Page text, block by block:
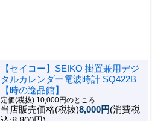
【セイコー】SEIKO 掛置兼用デジ
タルカレンダー電波時計 SQ422B
【時の逸品館】
定価(税抜) 10,000円のところ
当店販売価格(税抜)8,000円(消費税